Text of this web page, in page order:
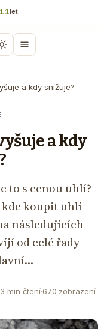
11let
a kdy snižuje?
a kdy
to s cenou uhlí?
kde koupit uhlí
následujících
od celé řady
3 min čtení 670 zobrazení